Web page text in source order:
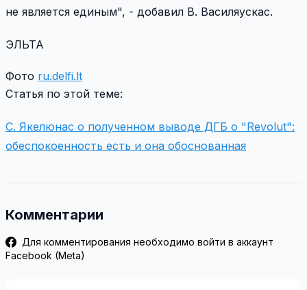
не является единым", - добавил В. Василяускас.
ЭЛЬТА
Фото ru.delfi.lt
Статья по этой теме:
С. Якелюнас о полученном выводе ДГБ о "Revolut":
обеспокоенность есть и она обоснованная
Комментарии
Для комментирования необходимо войти в аккаунт
Facebook (Meta)